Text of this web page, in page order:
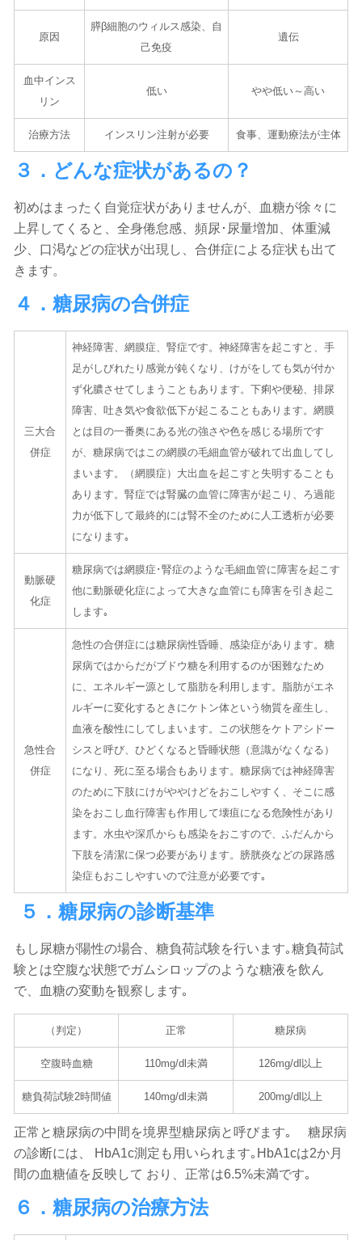
原因
膵β細胞のウィルス感染、自
己免疫
遺伝
血中インス
リン
低い やや低い～高い
治療方法 インスリン注射が必要 食事、運動療法が主体
３．どんな症状があるの？
初めはまったく自覚症状がありませんが、血糖が徐々に
上昇してくると、全身倦怠感、頻尿･尿量増加、体重減
少、口渇などの症状が出現し、合併症による症状も出て
きます。
４．糖尿病の合併症
三大合
併症
神経障害、網膜症、腎症です。神経障害を起こすと、手
足がしびれたり感覚が鈍くなり、けがをしても気が付か
ず化膿させてしまうこともあります。下痢や便秘、排尿
障害、吐き気や食欲低下が起こることもあります。網膜
とは目の一番奥にある光の強さや色を感じる場所です
が、糖尿病ではこの網膜の毛細血管が破れて出血してし
まいます。（網膜症）大出血を起こすと失明することも
あります。腎症では腎臓の血管に障害が起こり、ろ過能
力が低下して最終的には腎不全のために人工透析が必要
になります｡
動脈硬
化症
糖尿病では網膜症･腎症のような毛細血管に障害を起こす
他に動脈硬化症によって大きな血管にも障害を引き起こ
します｡
急性合
併症
急性の合併症には糖尿病性昏睡、感染症があります。糖
尿病ではからだがブドウ糖を利用するのが困難なため
に、エネルギー源として脂肪を利用します。脂肪がエネ
ルギーに変化するときにケトン体という物質を産生し、
血液を酸性にしてしまいます。この状態をケトアシドー
シスと呼び、ひどくなると昏睡状態（意識がなくなる）
になり、死に至る場合もあります。糖尿病では神経障害
のために下肢にけがややけどをおこしやすく、そこに感
染をおこし血行障害も作用して壊疽になる危険性があり
ます。水虫や深爪からも感染をおこすので、ふだんから
下肢を清潔に保つ必要があります。膀胱炎などの尿路感
染症もおこしやすいので注意が必要です｡
５．糖尿病の診断基準
もし尿糖が陽性の場合、糖負荷試験を行います｡糖負荷試
験とは空腹な状態でガムシロップのような糖液を飲ん
で、血糖の変動を観察します｡
（判定） 正常 糖尿病
空腹時血糖 110mg/dl未満 126mg/dl以上
糖負荷試験2時間値 140mg/dl未満 200mg/dl以上
正常と糖尿病の中間を境界型糖尿病と呼びます｡ 糖尿病
の診断には、 HbA1c測定も用いられます｡HbA1cは2か月
間の血糖値を反映して おり、正常は6.5%未満です｡
６．糖尿病の治療方法